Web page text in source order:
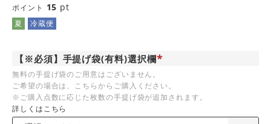
ポイント 15 pt
夏 冷蔵便
【※必須】手提げ袋(有料)選択欄
須
)
無料の手提げ袋のご用意はございません。
ご希望の場合は、こちらからご購入ください。
※ご購入点数に応じた枚数の手提げ袋が追加されます。
詳しくはこちら